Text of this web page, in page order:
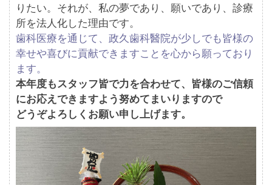
りたい。それが、私の夢であり、願いであり、診療
所を法人化した理由です。
歯科医療を通じて、政久歯科醫院が少しでも皆様の
幸せや喜びに貢献できますことを心から願っており
ます。
本年度もスタッフ皆で力を合わせて、皆様のご信頼
にお応えできますよう努めてまいりますので
どうぞよろしくお願い申し上げます。